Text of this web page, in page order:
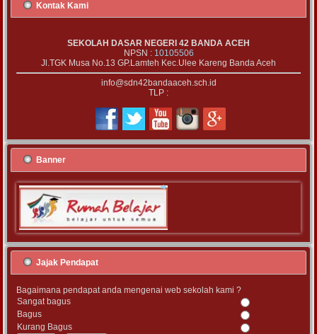
Kontak Kami
SEKOLAH DASAR NEGERI 42 BANDA ACEH
NPSN : 10105506
Jl.TGK Musa No.13 GP.Lamteh Kec.Ulee Kareng Banda Aceh
info@sdn42bandaaceh.sch.id
TLP :
Banner
Jajak Pendapat
Bagaimana pendapat anda mengenai web sekolah kami ?
Sangat bagus
Bagus
Kurang Bagus